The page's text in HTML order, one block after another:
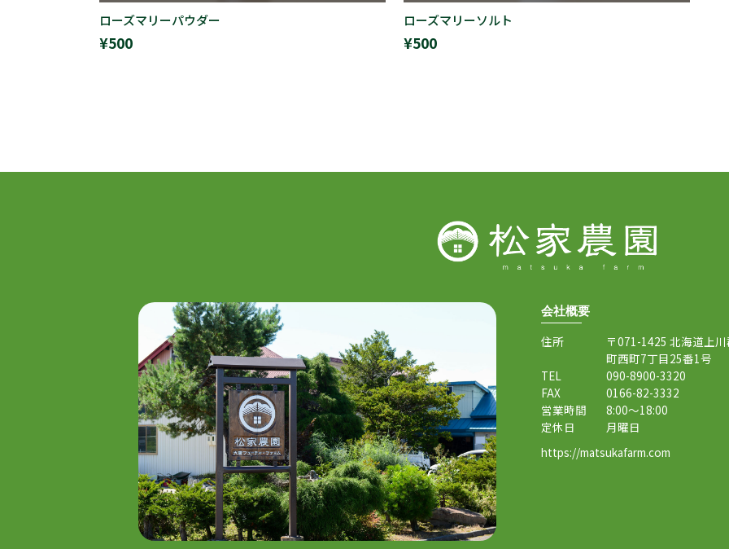
ローズマリーパウダー
¥500
ローズマリーソルト
¥500
会社概要
住所
〒071-1425 北海道上川
町西町7丁目25番1号
TEL
090-8900-3320
FAX
0166-82-3332
営業時間
8:00～18:00
定休日
月曜日
https://matsukafarm.com